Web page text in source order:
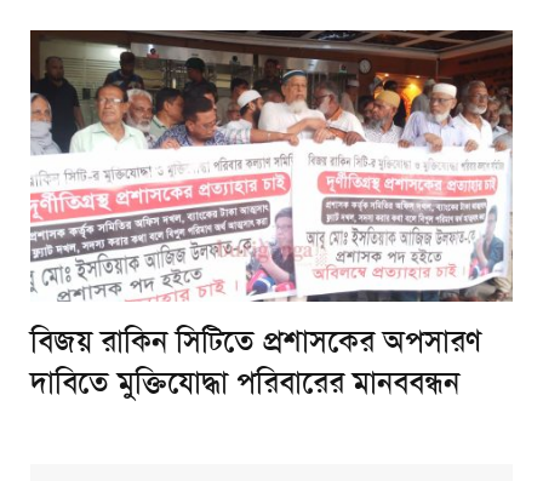
বিজয় রাকিন সিটিতে প্রশাসকের অপসারণ
দাবিতে মুক্তিযোদ্ধা পরিবারের মানববন্ধন